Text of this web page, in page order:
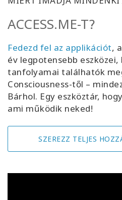
ACCESS.ME-T?
Fedezd fel az applikációt,
év legpotensebb
tanfolyamai találhatók
Consciousness-től –
Bárhol. Egy eszköztár,
ami működik neked!
SZEREZZ TELJES